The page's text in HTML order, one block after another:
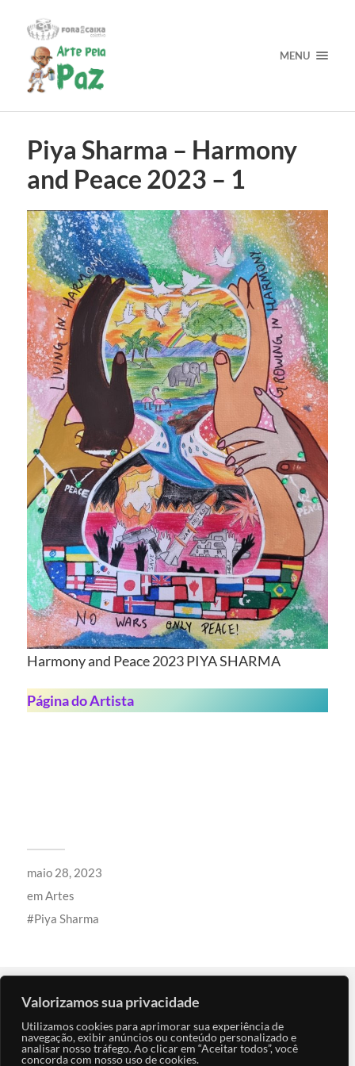
Valorizamos sua privacidade
Utilizamos cookies para aprimorar sua experiência de
navegação, exibir anúncios ou conteúdo personalizado e
analisar nosso tráfego. Ao clicar em “Aceitar todos”, você
concorda com nosso uso de cookies.
MENU
Piya Sharma – Harmony
and Peace 2023 – 1
Harmony and Peace 2023 PIYA SHARMA
Página do Artista
maio 28, 2023
em Artes
Piya Sharma
← POST ANTERIOR